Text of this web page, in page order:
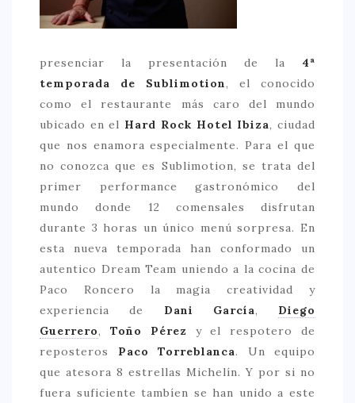
presenciar la presentación de la 4ª
temporada de Sublimotion, el conocido
como el restaurante más caro del mundo
ubicado en el Hard Rock Hotel Ibiza, ciudad
que nos enamora especialmente. Para el que
no conozca que es Sublimotion, se trata del
primer performance gastronómico del
mundo donde 12 comensales disfrutan
durante 3 horas un único menú sorpresa. En
esta nueva temporada han conformado un
autentico Dream Team uniendo a la cocina de
Paco Roncero la magia creatividad y
experiencia de Dani García, Diego
Guerrero, Toño Pérez y el respotero de
reposteros Paco Torreblanca. Un equipo
que atesora 8 estrellas Michelín. Y por si no
fuera suficiente tambíen se han unido a este